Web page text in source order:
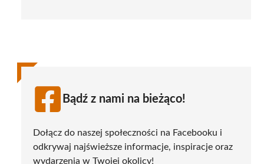
Bądź z nami na bieżąco!
Dołącz do naszej społeczności na Facebooku i
odkrywaj najświeższe informacje, inspiracje oraz
wydarzenia w Twojej okolicy!